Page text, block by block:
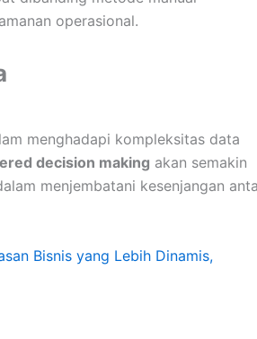
operasional.
menghadapi kompleksitas data
decision making akan semakin
menjembatani kesenjangan
Bisnis yang Lebih Dinamis,